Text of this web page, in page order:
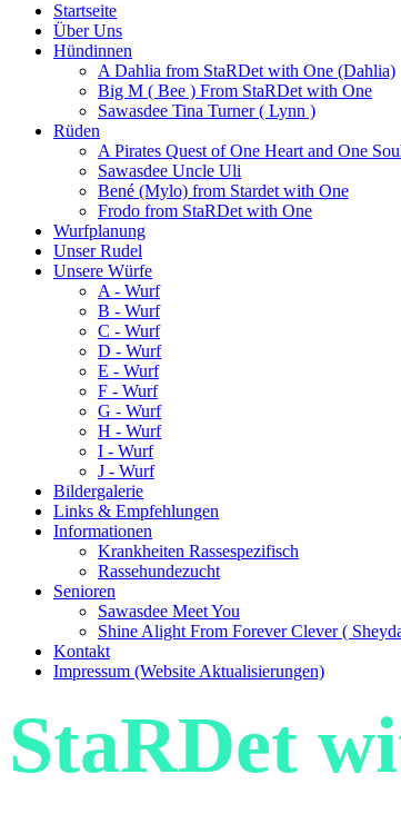
Startseite
Über Uns
Hündinnen
A Dahlia from StaRDet with One (Dahlia)
Big M ( Bee ) From StaRDet with One
Sawasdee Tina Turner ( Lynn )
Rüden
A Pirates Quest of One Heart and One
Sawasdee Uncle Uli
Bené (Mylo) from Stardet with One
Frodo from StaRDet with One
Wurfplanung
Unser Rudel
Unsere Würfe
A - Wurf
B - Wurf
C - Wurf
D - Wurf
E - Wurf
F - Wurf
G - Wurf
H - Wurf
I - Wurf
J - Wurf
Bildergalerie
Links & Empfehlungen
Informationen
Krankheiten Rassespezifisch
Rassehundezucht
Senioren
Sawasdee Meet You
Shine Alight From Forever Clever (
Kontakt
Impressum (Website Aktualisierungen)
StaRDet